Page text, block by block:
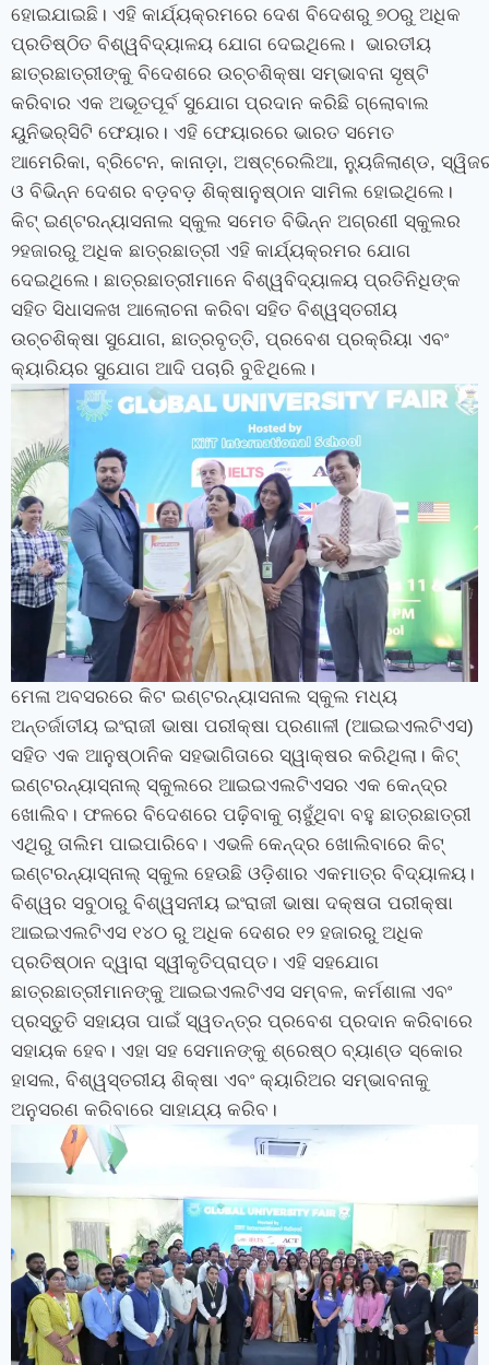
ହୋଇଯାଇଛି। ଏହି କାର୍ଯ୍ୟକ୍ରମରେ ଦେଶ ବିଦେଶରୁ ୭୦ରୁ ଅଧିକ
ପ୍ରତିଷ୍ଠିତ ବିଶ୍ୱବିଦ୍ୟାଳୟ ଯୋଗ ଦେଇଥିଲେ। ଭାରତୀୟ
ଛାତ୍ରଛାତ୍ରୀଙ୍କୁ ବିଦେଶରେ ଉଚ୍ଚଶିକ୍ଷା ସମ୍ଭାବନା ସୃଷ୍ଟି
କରିବାର ଏକ ଅଭୂତପୂର୍ବ ସୁଯୋଗ ପ୍ରଦାନ କରିଛି ଗ୍ଲୋବାଲ
ୟୁନିଭର୍‍ସିଟି ଫେୟାର। ଏହି ଫେୟାରରେ ଭାରତ ସମେତ
ଆମେରିକା, ବ୍ରିଟେନ, କାନାଡ଼ା, ଅଷ୍ଟ୍ରେଲିଆ, ନ୍ୟୁଜିଲାଣ୍ଡ,
ଓ ବିଭିନ୍ନ ଦେଶର ବଡ଼ବଡ଼ ଶିକ୍ଷାନୁଷ୍ଠାନ ସାମିଲ ହୋଇଥିଲେ।
କିଟ୍‍ ଇଣ୍ଟରନ୍ୟାସନାଲ ସ୍କୁଲ ସମେତ ବିଭିନ୍ନ ଅଗ୍ରଣୀ ସ୍କୁଲର
୨ହଜାରରୁ ଅଧିକ ଛାତ୍ରଛାତ୍ରୀ ଏହି କାର୍ଯ୍ୟକ୍ରମର ଯୋଗ
ଦେଇଥିଲେ। ଛାତ୍ରଛାତ୍ରୀମାନେ ବିଶ୍ୱବିଦ୍ୟାଳୟ ପ୍ରତିନିଧିଙ୍କ
ସହିତ ସିଧାସଳଖ ଆଲୋଚନା କରିବା ସହିତ ବିଶ୍ୱସ୍ତରୀୟ
ଉଚ୍ଚଶିକ୍ଷା ସୁଯୋଗ, ଛାତ୍ରବୃତ୍ତି, ପ୍ରବେଶ ପ୍ରକ୍ରିୟା ଏବଂ
କ୍ୟାରିୟର ସୁଯୋଗ ଆଦି ପଚାରି ବୁଝିଥିଲେ।
ମେଳା ଅବସରରେ କିଟ ଇଣ୍ଟରନ୍ୟାସନାଲ ସ୍କୁଲ ମଧ୍ୟ
ଅନ୍ତର୍ଜାତୀୟ ଇଂରାଜୀ ଭାଷା ପରୀକ୍ଷା ପ୍ରଣାଳୀ (ଆଇଇଏଲଟିଏସ)
ସହିତ ଏକ ଆନୁଷ୍ଠାନିକ ସହଭାଗିତାରେ ସ୍ୱାକ୍ଷର କରିଥିଲା। କିଟ୍‍
ଇଣ୍ଟରନ୍ୟାସ୍‍ନାଲ୍‍ ସ୍କୁଲରେ ଆଇଇଏଲଟିଏସର ଏକ କେନ୍ଦ୍ର
ଖୋଲିବ। ଫଳରେ ବିଦେଶରେ ପଢ଼ିବାକୁ ଚାହୁଁଥିବା ବହୁ ଛାତ୍ରଛାତ୍ରୀ
ଏଥିରୁ ତାଲିମ ପାଇପାରିବେ। ଏଭଳି କେନ୍ଦ୍ର ଖୋଲିବାରେ କିଟ୍‍
ଇଣ୍ଟରନ୍ୟାସ୍‍ନାଲ୍‍ ସ୍କୁଲ ହେଉଛି ଓଡ଼ିଶାର ଏକମାତ୍ର ବିଦ୍ୟାଳୟ।
ବିଶ୍ୱର ସବୁଠାରୁ ବିଶ୍ୱସନୀୟ ଇଂରାଜୀ ଭାଷା ଦକ୍ଷତା ପରୀକ୍ଷା
ଆଇଇଏଲଟିଏସ ୧୪୦ ରୁ ଅଧିକ ଦେଶର ୧୨ ହଜାରରୁ ଅଧିକ
ପ୍ରତିଷ୍ଠାନ ଦ୍ୱାରା ସ୍ୱୀକୃତିପ୍ରାପ୍ତ। ଏହି ସହଯୋଗ
ଛାତ୍ରଛାତ୍ରୀମାନଙ୍କୁ ଆଇଇଏଲଟିଏସ ସମ୍ବଳ, କର୍ମଶାଳା ଏବଂ
ପ୍ରସ୍ତୁତି ସହାୟତା ପାଇଁ ସ୍ୱତନ୍ତ୍ର ପ୍ରବେଶ ପ୍ରଦାନ କରିବାରେ
ସହାୟକ ହେବ। ଏହା ସହ ସେମାନଙ୍କୁ ଶ୍ରେଷ୍ଠ ବ୍ୟାଣ୍ଡ ସ୍କୋର
ହାସଲ, ବିଶ୍ୱସ୍ତରୀୟ ଶିକ୍ଷା ଏବଂ କ୍ୟାରିଅର ସମ୍ଭାବନାକୁ
ଅନୁସରଣ କରିବାରେ ସାହାଯ୍ୟ କରିବ।